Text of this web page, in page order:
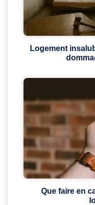
Logement
Que faire en